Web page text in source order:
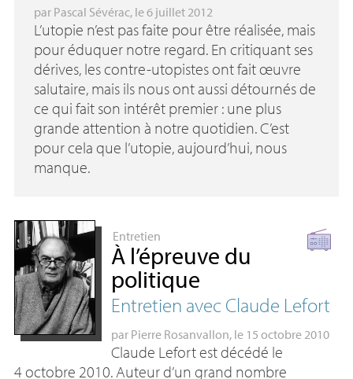
par Pascal Sévérac, le 6 juillet 2012
L’utopie n’est pas faite pour être réalisée, mais
pour éduquer notre regard. En critiquant ses
dérives, les contre-utopistes ont fait œuvre
salutaire, mais ils nous ont aussi détournés de
ce qui fait son intérêt premier : une plus
grande attention à notre quotidien. C’est
pour cela que l’utopie, aujourd’hui, nous
manque.
Entretien
À l’épreuve du
politique
Entretien avec Claude Lefort
par Pierre Rosanvallon, le 15 octobre 2010
Claude Lefort est décédé le
4 octobre 2010. Auteur d’un grand nombre